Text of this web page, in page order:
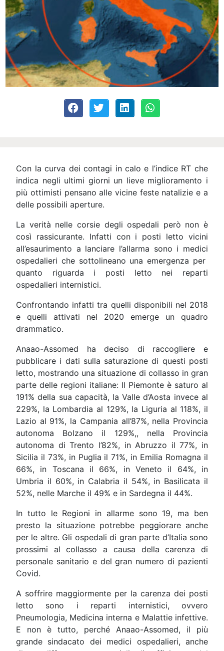
Con la curva dei contagi in calo e l’indice RT che
indica negli ultimi giorni un lieve miglioramento i
più ottimisti pensano alle vicine feste natalizie e a
delle possibili aperture.
La verità nelle corsie degli ospedali però non è
così rassicurante. Infatti con i posti letto vicini
all’esaurimento a lanciare l’allarma sono i medici
ospedalieri che sottolineano una emergenza per
quanto riguarda i posti letto nei reparti
ospedalieri internistici.
Confrontando infatti tra quelli disponibili nel 2018
e quelli attivati nel 2020 emerge un quadro
drammatico.
Anaao-Assomed ha deciso di raccogliere e
pubblicare i dati sulla saturazione di questi posti
letto, mostrando una situazione di collasso in gran
parte delle regioni italiane: Il Piemonte è saturo al
191% della sua capacità, la Valle d’Aosta invece al
229%, la Lombardia al 129%, la Liguria al 118%, il
Lazio al 91%, la Campania all’87%, nella Provincia
autonoma Bolzano il 129%,, nella Provincia
autonoma di Trento l’82%, in Abruzzo il 77%, in
Sicilia il 73%, in Puglia il 71%, in Emilia Romagna il
66%, in Toscana il 66%, in Veneto il 64%, in
Umbria il 60%, in Calabria il 54%, in Basilicata il
52%, nelle Marche il 49% e in Sardegna il 44%.
In tutto le Regioni in allarme sono 19, ma ben
presto la situazione potrebbe peggiorare anche
per le altre. Gli ospedali di gran parte d’Italia sono
prossimi al collasso a causa della carenza di
personale sanitario e del gran numero di pazienti
Covid.
A soffrire maggiormente per la carenza dei posti
letto sono i reparti internistici, ovvero
Pneumologia, Medicina interna e Malattie infettive.
E non è tutto, perché Anaao-Assomed, il più
grande sindacato dei medici ospedalieri, anche